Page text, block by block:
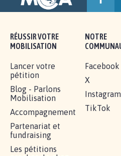
RÉUSSIR VOTRE
MOBILISATION
Lancer votre
pétition
Blog - Parlons
Mobilisation
Accompagnement
Partenariat et
fundraising
Les pétitions
NOTRE
Facebook
X
Instagram
TikTok